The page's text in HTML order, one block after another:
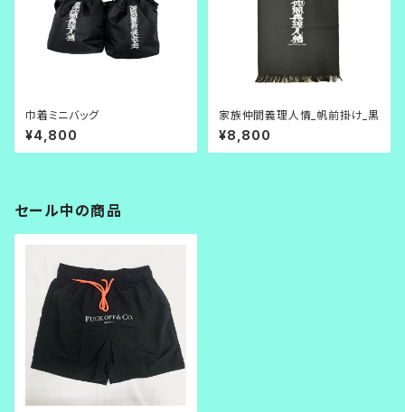
巾着ミニバッグ
¥4,800
家族仲間義理人情_帆前掛け_黒
¥8,800
セール中の商品